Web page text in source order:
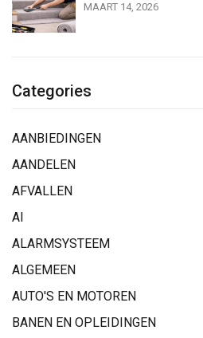
MAART 14, 2026
Categories
AANBIEDINGEN
AANDELEN
AFVALLEN
AI
ALARMSYSTEEM
ALGEMEEN
AUTO'S EN MOTOREN
BANEN EN OPLEIDINGEN